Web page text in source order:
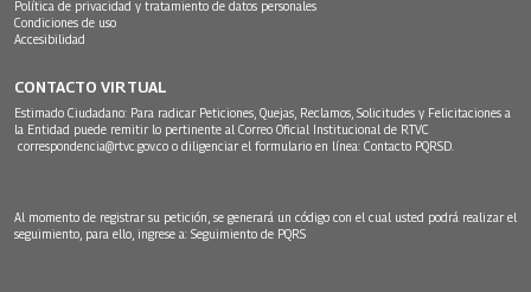
Política de privacidad y tratamiento de datos personales
Condiciones de uso
Accesibilidad
CONTACTO VIRTUAL
Estimado Ciudadano: Para radicar Peticiones, Quejas, Reclamos, Solicitudes y Felicitaciones a
la Entidad puede remitir lo pertinente al Correo Oficial Institucional de RTVC
correspondencia@rtvc.gov.co o diligenciar el formulario en línea: Contacto PQRSD.
Al momento de registrar su petición, se generará un código con el cual usted podrá realizar el
seguimiento, para ello, ingrese a: Seguimiento de PQRS